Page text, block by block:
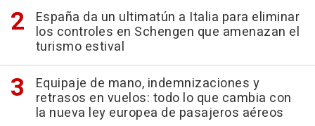
España da un ultimatún a Italia para eliminar
los controles en Schengen que amenazan el
turismo estival
Equipaje de mano, indemnizaciones y
retrasos en vuelos: todo lo que cambia con
la nueva ley europea de pasajeros aéreos